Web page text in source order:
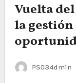
Vuelta
la
mejor a
PS034dm1n